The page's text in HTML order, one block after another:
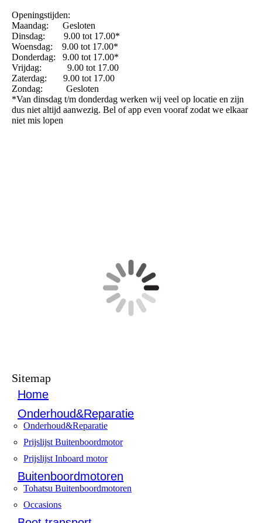
Openingstijden:
Maandag: Gesloten
Dinsdag: 9.00 tot 17.00*
Woensdag: 9.00 tot 17.00*
Donderdag: 9.00 tot 17.00*
Vrijdag: 9.00 tot 17.00
Zaterdag: 9.00 tot 17.00
Zondag: Gesloten
*Van dinsdag t/m donderdag werken wij veel op locatie en zijn
dus niet altijd aanwezig. Bel of app even vooraf zodat we elkaar
niet mis lopen
Sitemap
Home
Onderhoud&Reparatie
Onderhoud&Reparatie
Prijslijst Buitenboordmotor
Prijslijst Inboard motor
Buitenboordmotoren
Tohatsu Buitenboordmotoren
Occasions